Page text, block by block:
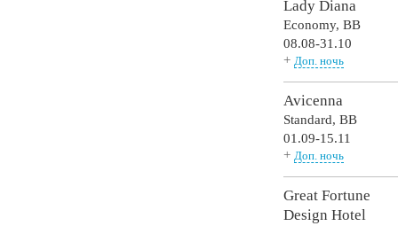
Lady Diana
Economy,BB
08.08-31.10
+Доп. ночь
Avicenna
Standard,BB
01.09-15.11
+Доп. ночь
Great Fortune
Design Hotel